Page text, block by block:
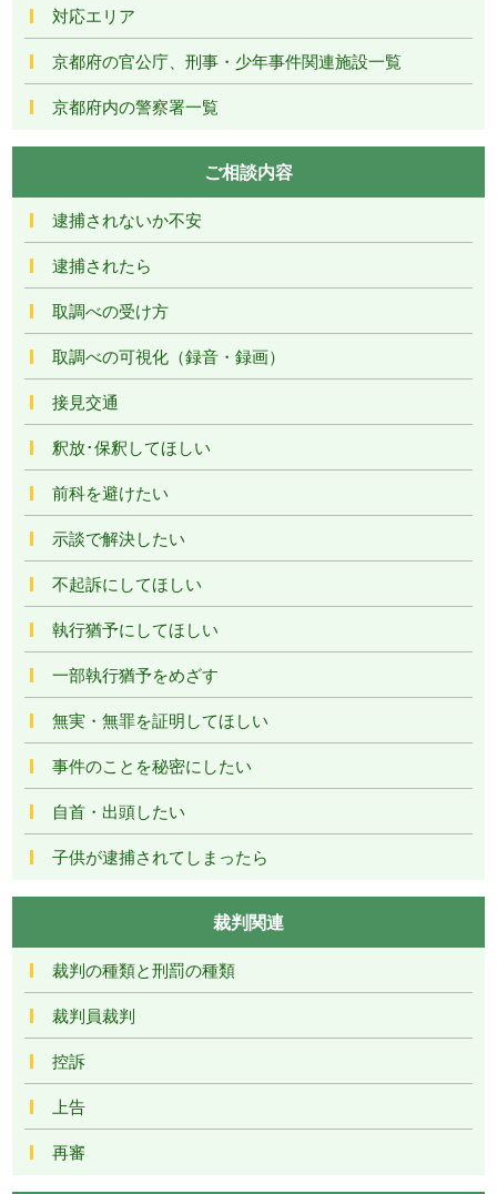
対応エリア
京都府の官公庁、刑事・少年事件関連施設一覧
京都府内の警察署一覧
ご相談内容
逮捕されないか不安
逮捕されたら
取調べの受け方
取調べの可視化（録音・録画）
接見交通
釈放･保釈してほしい
前科を避けたい
示談で解決したい
不起訴にしてほしい
執行猶予にしてほしい
一部執行猶予をめざす
無実・無罪を証明してほしい
事件のことを秘密にしたい
自首・出頭したい
子供が逮捕されてしまったら
裁判関連
裁判の種類と刑罰の種類
裁判員裁判
控訴
上告
再審